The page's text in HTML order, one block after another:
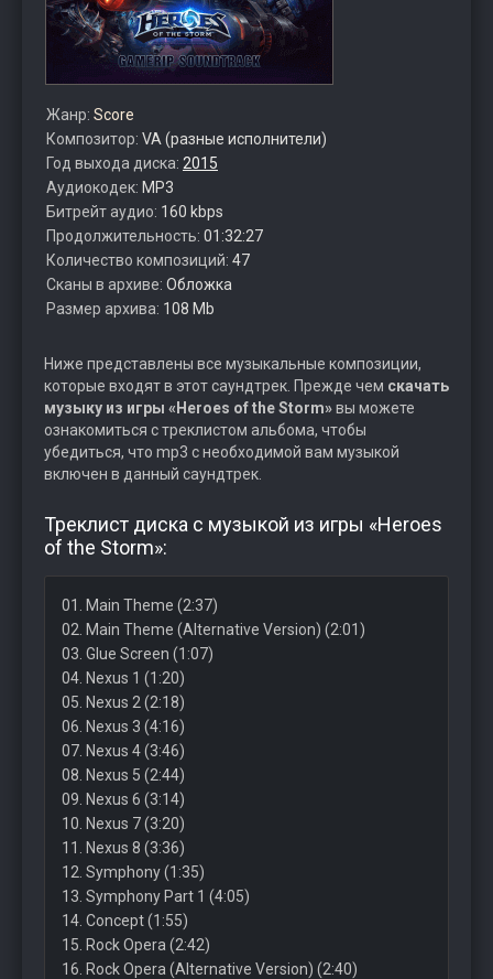
Жанр: Score
Композитор: VA (разные исполнители)
Год выхода диска: 2015
Аудиокодек: MP3
Битрейт аудио: 160 kbps
Продолжительность: 01:32:27
Количество композиций: 47
Сканы в архиве: Обложка
Размер архива: 108 Mb
Ниже представлены все музыкальные композиции,
которые входят в этот саундтрек. Прежде чем скачать
музыку из игры «Heroes of the Storm»вы можете
ознакомиться с треклистом альбома, чтобы
убедиться, что mp3 с необходимой вам музыкой
включен в данный саундтрек.
Треклист диска с музыкой из игры «Heroes
of the Storm»:
01. Main Theme (2:37)
02. Main Theme (Alternative Version) (2:01)
03. Glue Screen (1:07)
04. Nexus 1 (1:20)
05. Nexus 2 (2:18)
06. Nexus 3 (4:16)
07. Nexus 4 (3:46)
08. Nexus 5 (2:44)
09. Nexus 6 (3:14)
10. Nexus 7 (3:20)
11. Nexus 8 (3:36)
12. Symphony (1:35)
13. Symphony Part 1 (4:05)
14. Concept (1:55)
15. Rock Opera (2:42)
16. Rock Opera (Alternative Version) (2:40)